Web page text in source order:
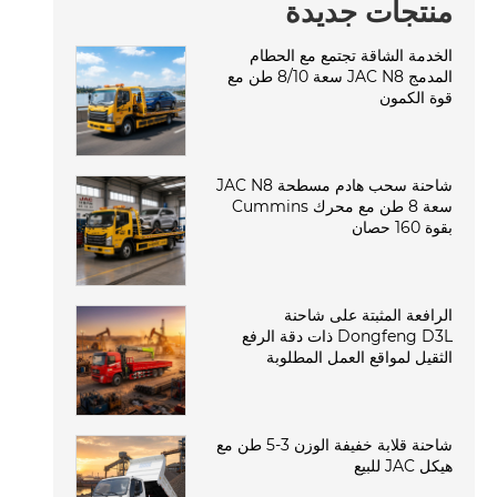
منتجات جديدة
الخدمة الشاقة تجتمع مع الحطام
المدمج JAC N8 سعة 8/10 طن مع
قوة الكمون
شاحنة سحب هادم مسطحة JAC N8
سعة 8 طن مع محرك Cummins
بقوة 160 حصان
الرافعة المثبتة على شاحنة
Dongfeng D3L ذات دقة الرفع
الثقيل لمواقع العمل المطلوبة
شاحنة قلابة خفيفة الوزن 3-5 طن مع
هيكل JAC للبيع